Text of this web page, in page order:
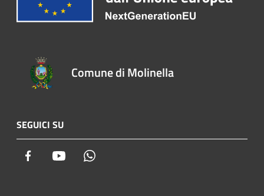
Comune di Molinella
SEGUICI SU
Facebook Youtube